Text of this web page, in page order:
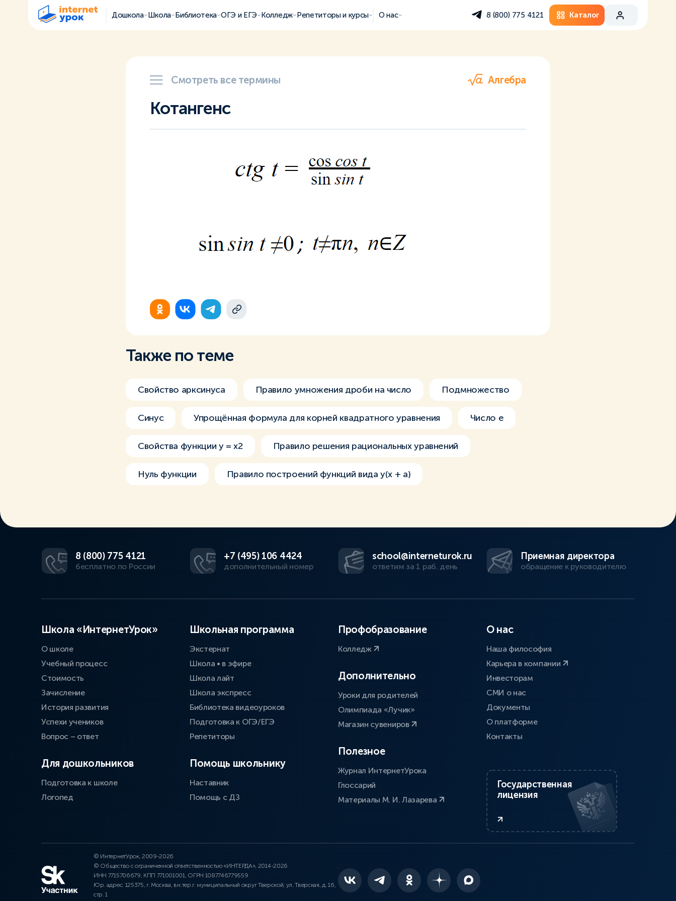
Дошкола Школа Библиотека ОГЭ и ЕГЭ Колледж Репетиторы и курсы О нас 8 (800) 775 4121 Каталог
Смотреть все термины Алгебра
Котангенс
Также по теме
Свойство арксинуса Правило умножения дроби на число Подмножество
Синус Упрощённая формула для корней квадратного уравнения Число e
Свойства функции y = x2 Правило решения рациональных уравнений
Нуль функции Правило построений функций вида y(x + a)
8 (800) 775 4121
бесплатно по России
+7 (495) 106 4424
дополнительный номер
school@interneturok.ru
ответим за 1 раб. день
Приемная директора
обращение к руководителю
Школа «ИнтернетУрок»
О школе
Учебный процесс
Стоимость
Зачисление
История развития
Успехи учеников
Вопрос – ответ
Для дошкольников
Подготовка к школе
Логопед
Школьная программа
Экстернат
Школа • в эфире
Школа лайт
Школа экспресс
Библиотека видеоуроков
Подготовка к ОГЭ/ЕГЭ
Репетиторы
Помощь школьнику
Наставник
Помощь с ДЗ
Профобразование
Колледж
Дополнительно
Уроки для родителей
Олимпиада «Лучик»
Магазин сувениров
Полезное
Журнал ИнтернетУрока
Глоссарий
Материалы М. И. Лазарева
О нас
Наша философия
Карьера в компании
Инвесторам
СМИ о нас
Документы
О платформе
Контакты
Государственная
лицензия
© ИнтернетУрок, 2009-2026
© Общество с ограниченной ответственностью «ИНТЕРДА», 2014-2026
ИНН 7715706679, КПП 771001001, ОГРН 1087746779559
Юр. адрес: 125375, г. Москва, вн.тер.г. муниципальный округ Тверской, ул. Тверская, д. 16,
стр. 1